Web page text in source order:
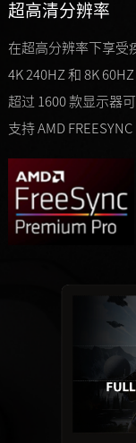
超高清分辨率
在超高分辨率下享受
4K 240HZ 和 8K
超过 1600 款显示器
支持 AMD